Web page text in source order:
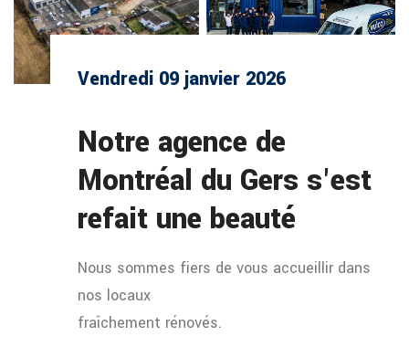
Vendredi 09 janvier 2026
Notre agence de
Montréal du Gers s'est
refait une beauté
Nous sommes fiers de vous accueillir dans
nos locaux
fraîchement rénovés.